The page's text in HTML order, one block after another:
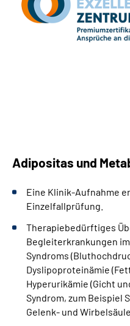
Adipositas und
Eine Klinik-Aufnahme
Einzelfallprüfung.
Therapiebedürftiges
Begleiterkrankungen
Syndroms
Dyslipoproteinämie
Hyperurikämie (Gicht
Syndrom, zum Beispiel
Gelenk- und